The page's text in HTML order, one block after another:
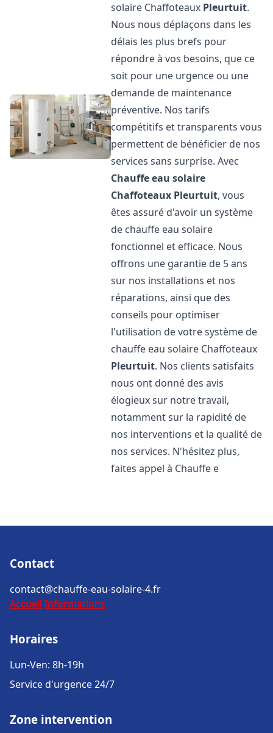
solaire Chaffoteaux Pleurtuit.
Nous nous déplaçons dans les
délais les plus brefs pour
répondre à vos besoins, que ce
soit pour une urgence ou une
demande de maintenance
préventive. Nos tarifs
compétitifs et transparents vous
permettent de bénéficier de nos
services sans surprise. Avec
Chauffe eau solaire
Chaffoteaux Pleurtuit, vous
êtes assuré d'avoir un système
de chauffe eau solaire
fonctionnel et efficace. Nous
offrons une garantie de 5 ans
sur nos installations et nos
réparations, ainsi que des
conseils pour optimiser
l'utilisation de votre système de
chauffe eau solaire Chaffoteaux
Pleurtuit. Nos clients satisfaits
nous ont donné des avis
élogieux sur notre travail,
notamment sur la rapidité de
nos interventions et la qualité de
nos services. N'hésitez plus,
faites appel à Chauffe e
Contact
contact@chauffe-eau-solaire-4.fr
Accueil Informations
Horaires
Lun-Ven: 8h-19h
Service d'urgence 24/7
Zone intervention